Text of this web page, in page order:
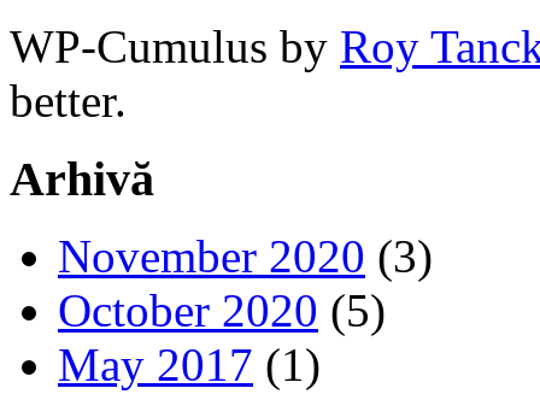
WP-Cumulus by Roy
better.
Arhivă
November 2020 (3)
October 2020 (5)
May 2017 (1)